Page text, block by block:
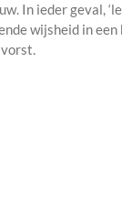
In ieder geval,
wijsheid in